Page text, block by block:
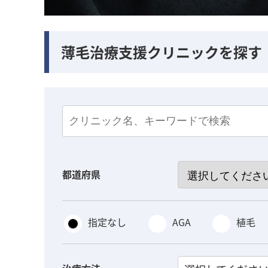
薄毛治療支援クリニックを探す
都道府県
指定なし AGA 植毛